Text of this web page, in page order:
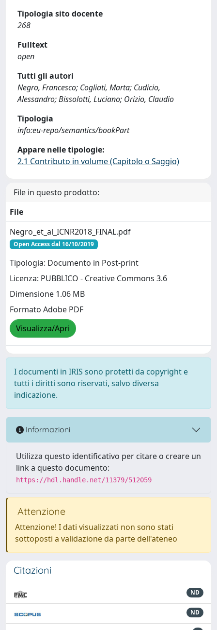
Tipologia sito docente
268
Fulltext
open
Tutti gli autori
Negro, Francesco; Cogliati, Marta; Cudicio,
Alessandro; Bissolotti, Luciano; Orizio, Claudio
Tipologia
info:eu-repo/semantics/bookPart
Appare nelle tipologie:
2.1 Contributo in volume (Capitolo o Saggio)
File in questo prodotto:
File
Negro_et_al_ICNR2018_FINAL.pdf
Open Access dal 16/10/2019
Tipologia: Documento in Post-print
Licenza: PUBBLICO - Creative Commons 3.6
Dimensione 1.06 MB
Formato Adobe PDF
Visualizza/Apri
I documenti in IRIS sono protetti da copyright e
tutti i diritti sono riservati, salvo diversa
indicazione.
Informazioni
Utilizza questo identificativo per citare o creare un
link a questo documento:
https://hdl.handle.net/11379/512059
Attenzione
Attenzione! I dati visualizzati non sono stati
sottoposti a validazione da parte dell'ateneo
Citazioni
ND
ND